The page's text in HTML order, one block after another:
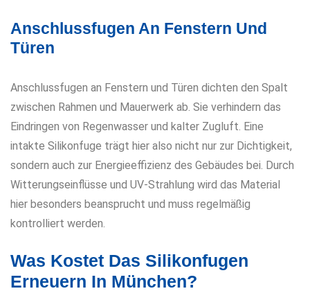
Anschlussfugen An Fenstern Und
Türen
Anschlussfugen an Fenstern und Türen dichten den Spalt
zwischen Rahmen und Mauerwerk ab. Sie verhindern das
Eindringen von Regenwasser und kalter Zugluft. Eine
intakte Silikonfuge trägt hier also nicht nur zur Dichtigkeit,
sondern auch zur Energieeffizienz des Gebäudes bei. Durch
Witterungseinflüsse und UV-Strahlung wird das Material
hier besonders beansprucht und muss regelmäßig
kontrolliert werden.
Was Kostet Das Silikonfugen
Erneuern In München?